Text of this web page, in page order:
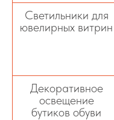
Светильники для
ювелирных витрин
Декоративное
освещение
бутиков обуви